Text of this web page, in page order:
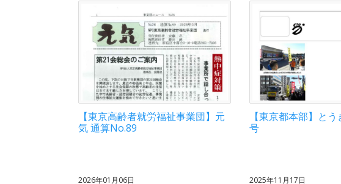
【東京高齢者就労福祉事業団】元
気 通算No.89
【東京都本部】と
号
2026年01月06日 2025年11月17日